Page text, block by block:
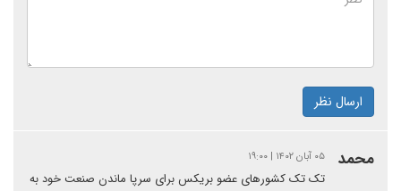
ارسال نظر
محمد ۰۵ آبان ۱۴۰۲ | ۱۹:۰۰
تک تک کشورهای عضو بریکس برای سرپا ماندن صنعت خود به